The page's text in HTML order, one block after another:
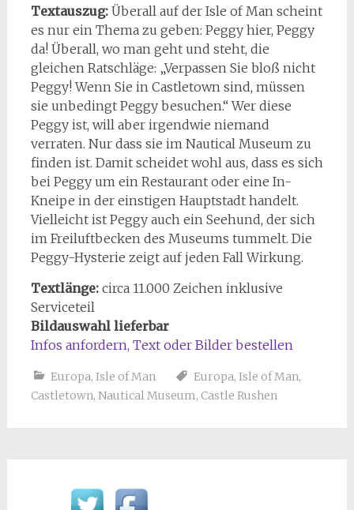
Textauszug: Überall auf der Isle of Man scheint
es nur ein Thema zu geben: Peggy hier, Peggy
da! Überall, wo man geht und steht, die
gleichen Ratschläge: „Verpassen Sie bloß nicht
Peggy! Wenn Sie in Castletown sind, müssen
sie unbedingt Peggy besuchen.“ Wer diese
Peggy ist, will aber irgendwie niemand
verraten. Nur dass sie im Nautical Museum zu
finden ist. Damit scheidet wohl aus, dass es sich
bei Peggy um ein Restaurant oder eine In-
Kneipe in der einstigen Hauptstadt handelt.
Vielleicht ist Peggy auch ein Seehund, der sich
im Freiluftbecken des Museums tummelt. Die
Peggy-Hysterie zeigt auf jeden Fall Wirkung.
Textlänge:circa 11.000 Zeichen inklusive
Serviceteil
Bildauswahl lieferbar
Infos anfordern, Text oder Bilder bestellen
Europa, Isle of Man Europa, Isle of Man,
Castletown, Nautical Museum, Castle Rushen